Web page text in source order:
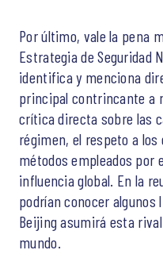
Por último, vale la pena
Estrategia de Seguridad
identifica y menciona
principal contrincante a
crítica directa sobre las
régimen, el respeto a
métodos empleados por
influencia global. En la
podrían conocer
Beijing asumirá esta
mundo.